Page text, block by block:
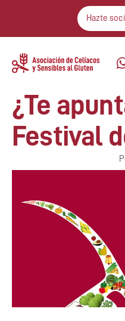
Hazte
¿Te
Festival